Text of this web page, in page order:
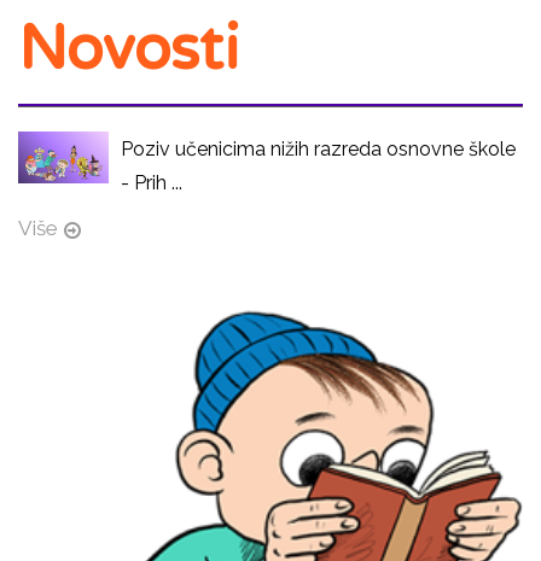
Novosti
Poziv učenicima nižih razreda osnovne škole
- Prih ...
Više